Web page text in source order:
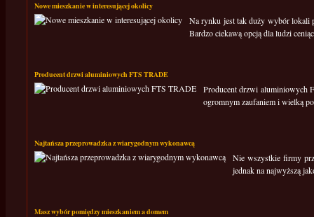
Nowe mieszkanie w interesującej okolicy
Na rynku jest tak duży wybór lokali
Bardzo ciekawą opcją dla ludzi
Producent drzwi aluminiowych FTS TRADE
Producent drzwi aluminiowych
ogromnym zaufaniem i wielką
Najtańsza przeprowadzka z wiarygodnym wykonawcą
Nie wszystkie firmy
jednak na najwyższą
Masz wybór pomiędzy mieszkaniem a domem